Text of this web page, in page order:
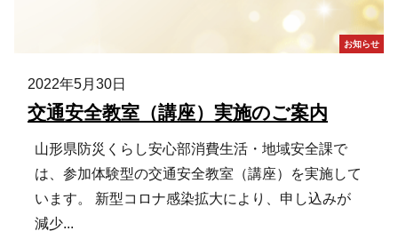
お知らせ
2022年5月30日
交通安全教室（講座）実施のご案内
山形県防災くらし安心部消費生活・地域安全課で
は、参加体験型の交通安全教室（講座）を実施して
います。 新型コロナ感染拡大により、申し込みが
減少...